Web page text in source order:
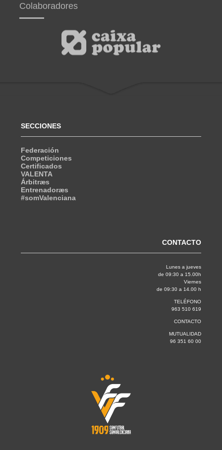
Colaboradores
SECCIONES
Federación
Competiciones
Certificados
VALENTA
Árbitræs
Entrenadoræs
#somValenciana
CONTACTO
Lunes a jueves
de 09:30 a 15.00h
Viernes
de 09:30 a 14.00 h
TELÉFONO
963 510 619
CONTACTO
MUTUALIDAD
96 351 60 00